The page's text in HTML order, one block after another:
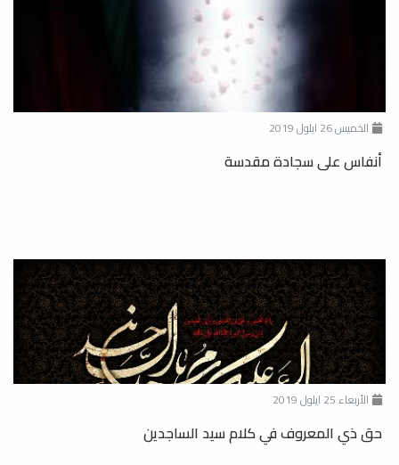
الخميس 26 ايلول 2019
أنفاس على سجادة مقدسة
الأربعاء 25 ايلول 2019
حق ذي المعروف في كلام سيد الساجدين